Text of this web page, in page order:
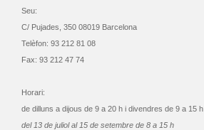
Seu:
C/ Pujades, 350 08019 Barcelona
Telèfon: 93 212 81 08
Fax: 93 212 47 74
Horari:
de dilluns a dijous de 9 a 20 h i divendres de 9 a 15 h
del 13 de juliol al 15 de setembre de 8 a 15 h